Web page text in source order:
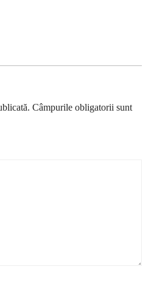
Câmpurile obligatorii sunt